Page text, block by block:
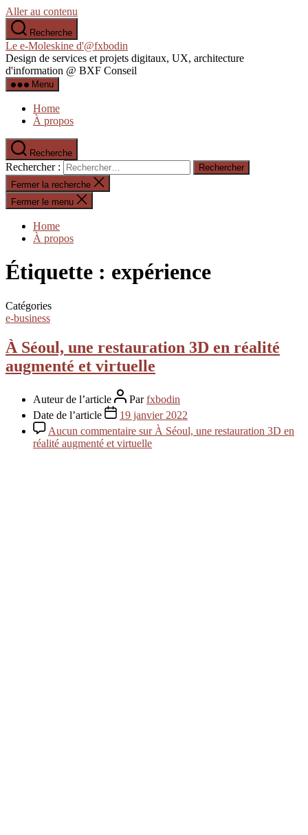
Aller au contenu
Recherche
Le e-Moleskine d'@fxbodin
Design de services et projets digitaux, UX, architecture
d'information @ BXF Conseil
Menu
Home
À propos
Recherche
Rechercher :
Fermer la recherche
Fermer le menu
Home
À propos
Étiquette : expérience
Catégories
e-business
À Séoul, une restauration 3D en réalité
augmenté et virtuelle
Auteur de l’article Parfxbodin
Date de l’article
19 janvier 2022
Aucun commentaire sur À Séoul, une restauration 3D en
réalité augmenté et virtuelle